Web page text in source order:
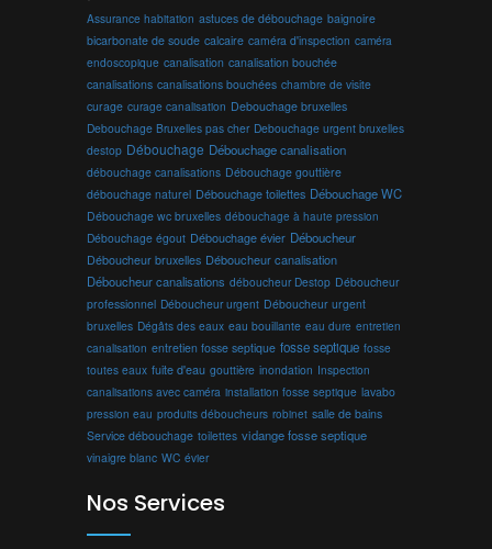
Assurance habitation astuces de débouchage baignoire
bicarbonate de soude calcaire caméra d'inspection caméra
endoscopique canalisation canalisation bouchée
canalisations canalisations bouchées chambre de visite
curage curage canalisation Debouchage bruxelles
Debouchage Bruxelles pas cher Debouchage urgent bruxelles
destop Débouchage Débouchage canalisation
débouchage canalisations Débouchage gouttière
débouchage naturel Débouchage toilettes Débouchage WC
Débouchage wc bruxelles débouchage à haute pression
Débouchage égout Débouchage évier Déboucheur
Déboucheur bruxelles Déboucheur canalisation
Déboucheur canalisations déboucheur Destop Déboucheur
professionnel Déboucheur urgent Déboucheur urgent
bruxelles Dégâts des eaux eau bouillante eau dure entretien
canalisation entretien fosse septique fosse septique fosse
toutes eaux fuite d'eau gouttière inondation Inspection
canalisations avec caméra installation fosse septique lavabo
pression eau produits déboucheurs robinet salle de bains
Service débouchage toilettes vidange fosse septique
vinaigre blanc WC évier
Nos Services